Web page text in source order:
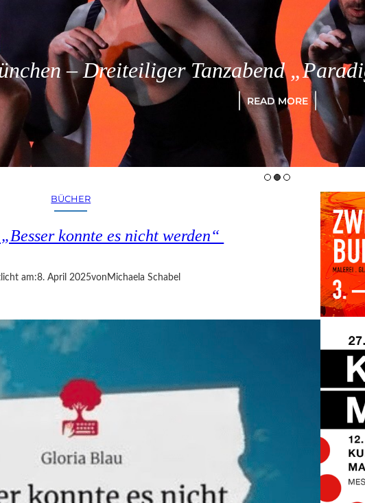
– Dreiteiliger Tanzabend
READ MORE
BÜCHER
konnte es nicht werden“
am:8. April 2025von Michaela Schabel